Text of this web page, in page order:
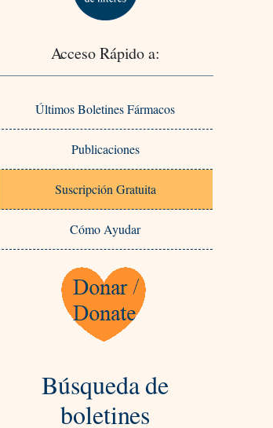
Acceso Rápido a:
Últimos Boletines Fármacos
Publicaciones
Suscripción Gratuita
Cómo Ayudar
Búsqueda de
boletines